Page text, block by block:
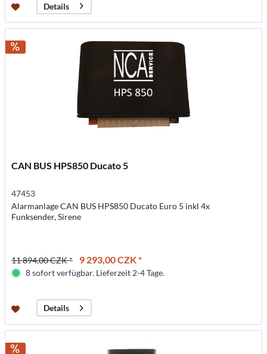
Details
CAN BUS HPS850 Ducato 5
47453
Alarmanlage CAN BUS HPS850 Ducato Euro 5 inkl 4x
Funksender, Sirene
11 894,00 CZK * 9 293,00 CZK *
8 sofort verfügbar. Lieferzeit 2-4 Tage.
Details